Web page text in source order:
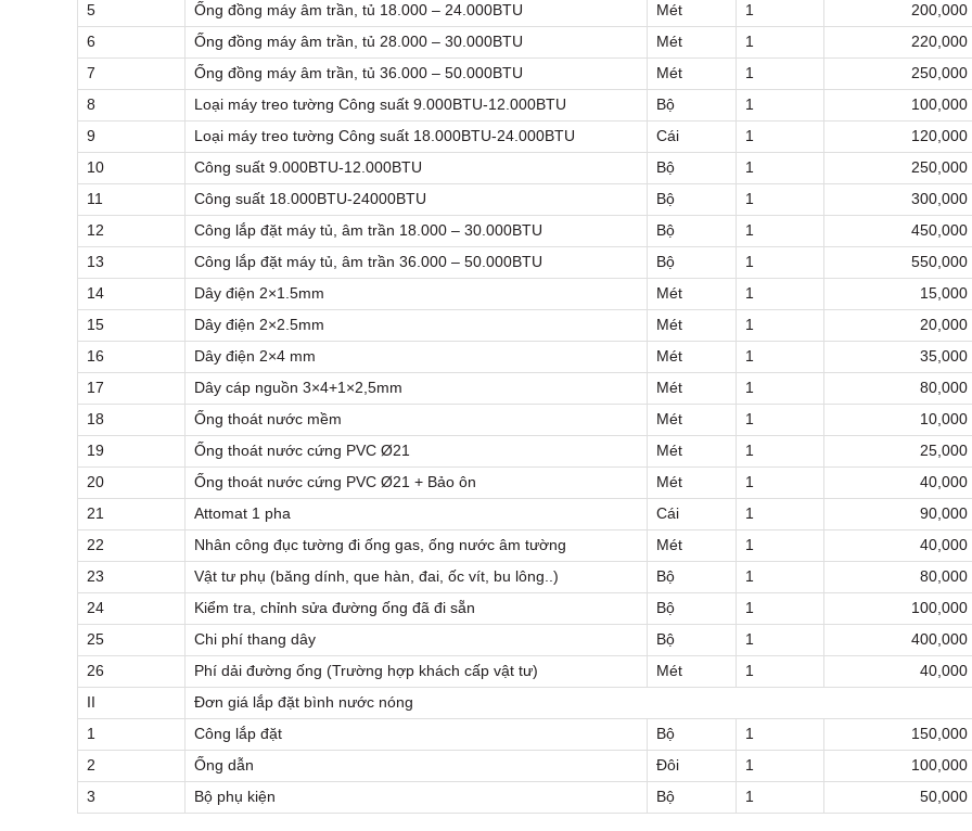
5
Ống đồng máy âm trần, tủ 18.000 – 24.000BTU Mét 1
200,000
6
Ống đồng máy âm trần, tủ 28.000 – 30.000BTU Mét 1
220,000
7
Ống đồng máy âm trần, tủ 36.000 – 50.000BTU Mét 1
250,000
8
Loại máy treo tường Công suất 9.000BTU-12.000BTU Bộ 1
100,000
9
Loại máy treo tường Công suất 18.000BTU-24.000BTU Cái 1
120,000
10
Công suất 9.000BTU-12.000BTU Bộ 1
250,000
11
Công suất 18.000BTU-24000BTU Bộ 1
300,000
12
Công lắp đặt máy tủ, âm trần 18.000 – 30.000BTU Bộ 1
450,000
13
Công lắp đặt máy tủ, âm trần 36.000 – 50.000BTU Bộ 1
550,000
14
Dây điện 2×1.5mm Mét 1
15,000
15
Dây điện 2×2.5mm Mét 1
20,000
16
Dây điện 2×4 mm Mét 1
35,000
17
Dây cáp nguồn 3×4+1×2,5mm Mét 1
80,000
18
Ống thoát nước mềm Mét 1
10,000
19
Ống thoát nước cứng PVC Ø21 Mét 1
25,000
20
Ống thoát nước cứng PVC Ø21 + Bảo ôn Mét 1
40,000
21
Attomat 1 pha Cái 1
90,000
22
Nhân công đục tường đi ống gas, ống nước âm tường Mét 1
40,000
23
Vật tư phụ (băng dính, que hàn, đai, ốc vít, bu lông..) Bộ 1
80,000
24
Kiểm tra, chỉnh sửa đường ống đã đi sẵn Bộ 1
100,000
25
Chi phí thang dây Bộ 1
400,000
26
Phí dải đường ống (Trường hợp khách cấp vật tư) Mét 1
40,000
II
Đơn giá lắp đặt bình nước nóng
1
Công lắp đặt Bộ 1
150,000
2
Ống dẫn Đôi 1
100,000
3
Bộ phụ kiện Bộ 1 50,000